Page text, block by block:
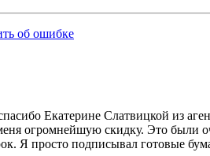
об ошибке
Екатерине Слатвицкой из
огромнейшую скидку. Это были
Я просто подписывал готовые